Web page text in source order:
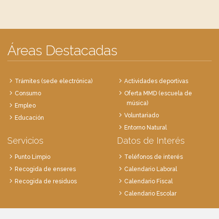
Áreas Destacadas
Trámites (sede electrónica)
Consumo
Empleo
Educación
Actividades deportivas
Oferta MMD (escuela de
música)
Voluntariado
Entorno Natural
Servicios
Punto Limpio
Recogida de enseres
Recogida de residuos
Datos de Interés
Teléfonos de interés
Calendario Laboral
Calendario Fiscal
Calendario Escolar